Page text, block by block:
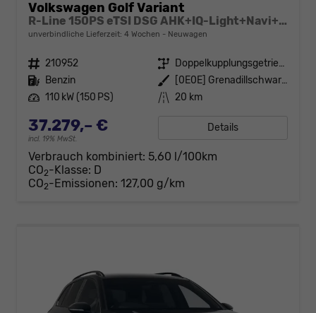
Volkswagen Golf Variant
R-Line 150PS eTSI DSG AHK+IQ-Light+Navi+Black Style+360°+Alu18+Kessy+Winter
unverbindliche Lieferzeit: 4 Wochen Neuwagen
Fahrzeugnr. 210952 Getriebe
Doppelkupplungsgetriebe (DSG)
Kraftstoff Benzin Außenfarbe
[0E0E] Grenadillschwarz Metallic
Leistung 110 kW (150 PS) Kilometerstand 20 km
37.279,– €
incl. 19% MwSt.
Details
Verbrauch kombiniert: 5,60 l/100km
CO2-Klasse: D
CO2-Emissionen: 127,00 g/km